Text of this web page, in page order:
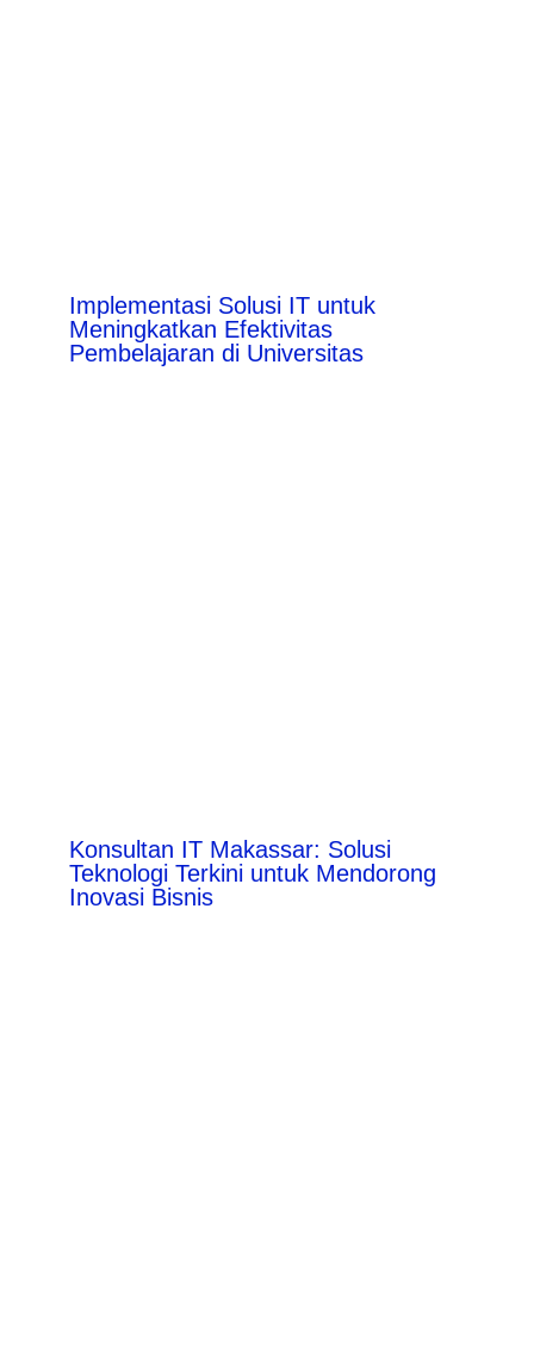
Implementasi Solusi IT untuk
Meningkatkan Efektivitas
Pembelajaran di Universitas
Konsultan IT Makassar: Solusi
Teknologi Terkini untuk Mendorong
Inovasi Bisnis